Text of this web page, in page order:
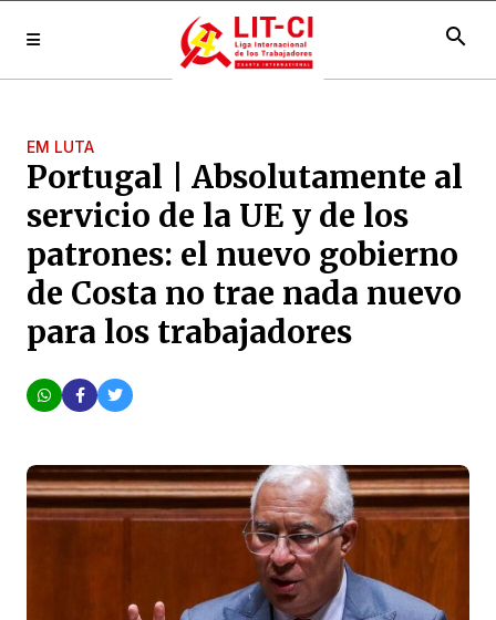
search
EM LUTA
Portugal | Absolutamente al
servicio de la UE y de los
patrones: el nuevo gobierno
de Costa no trae nada nuevo
para los trabajadores